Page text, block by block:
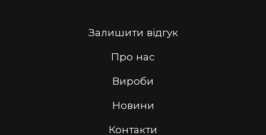
Залишити відгук
Про нас
Вироби
Новини
Контакти